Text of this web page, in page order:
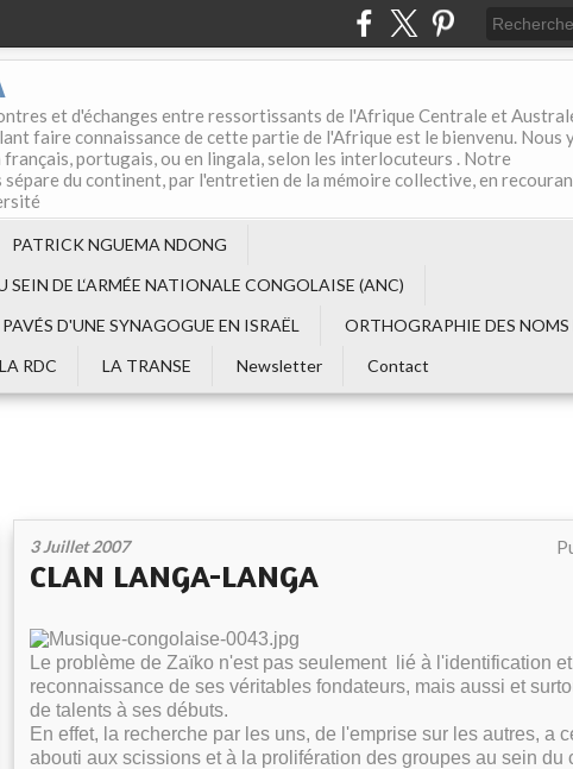
et d'échanges entre ressortissants de l'Afrique Centrale et
faire connaissance de cette partie de l'Afrique est le bienvenu. Nous
portugais, ou en lingala, selon les interlocuteurs . Notre
du continent, par l'entretien de la mémoire collective, en
PATRICK NGUEMA NDONG
SEIN DE L‘ARMÉE NATIONALE CONGOLAISE (ANC)
D'UNE SYNAGOGUE EN ISRAËL
ORTHOGRAPHIE DES
RDC
LA TRANSE Newsletter Contact
3 Juillet 2007
CLAN LANGA-LANGA
Le problème de Zaïko n'est pas seulement lié à l'identification
reconnaissance de ses véritables fondateurs, mais aussi et
de talents à ses débuts.
En effet, la recherche par les uns, de l'emprise sur les autres, a
abouti aux scissions et à la prolifération des groupes au sein du